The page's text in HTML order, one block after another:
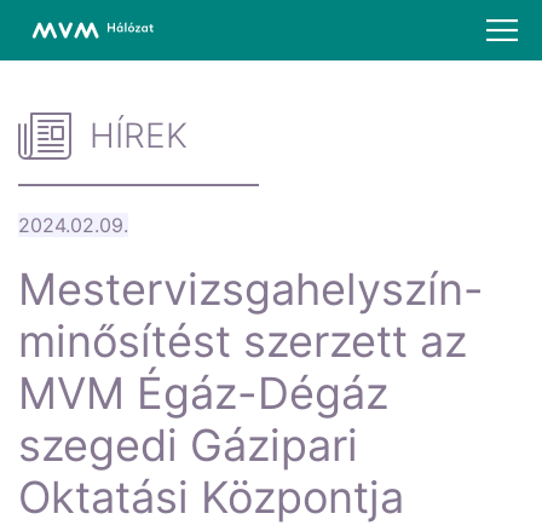
HÍREK
2024.02.09.
Mestervizsgahelyszín-
minősítést szerzett az
MVM Égáz-Dégáz
szegedi Gázipari
Oktatási Központja